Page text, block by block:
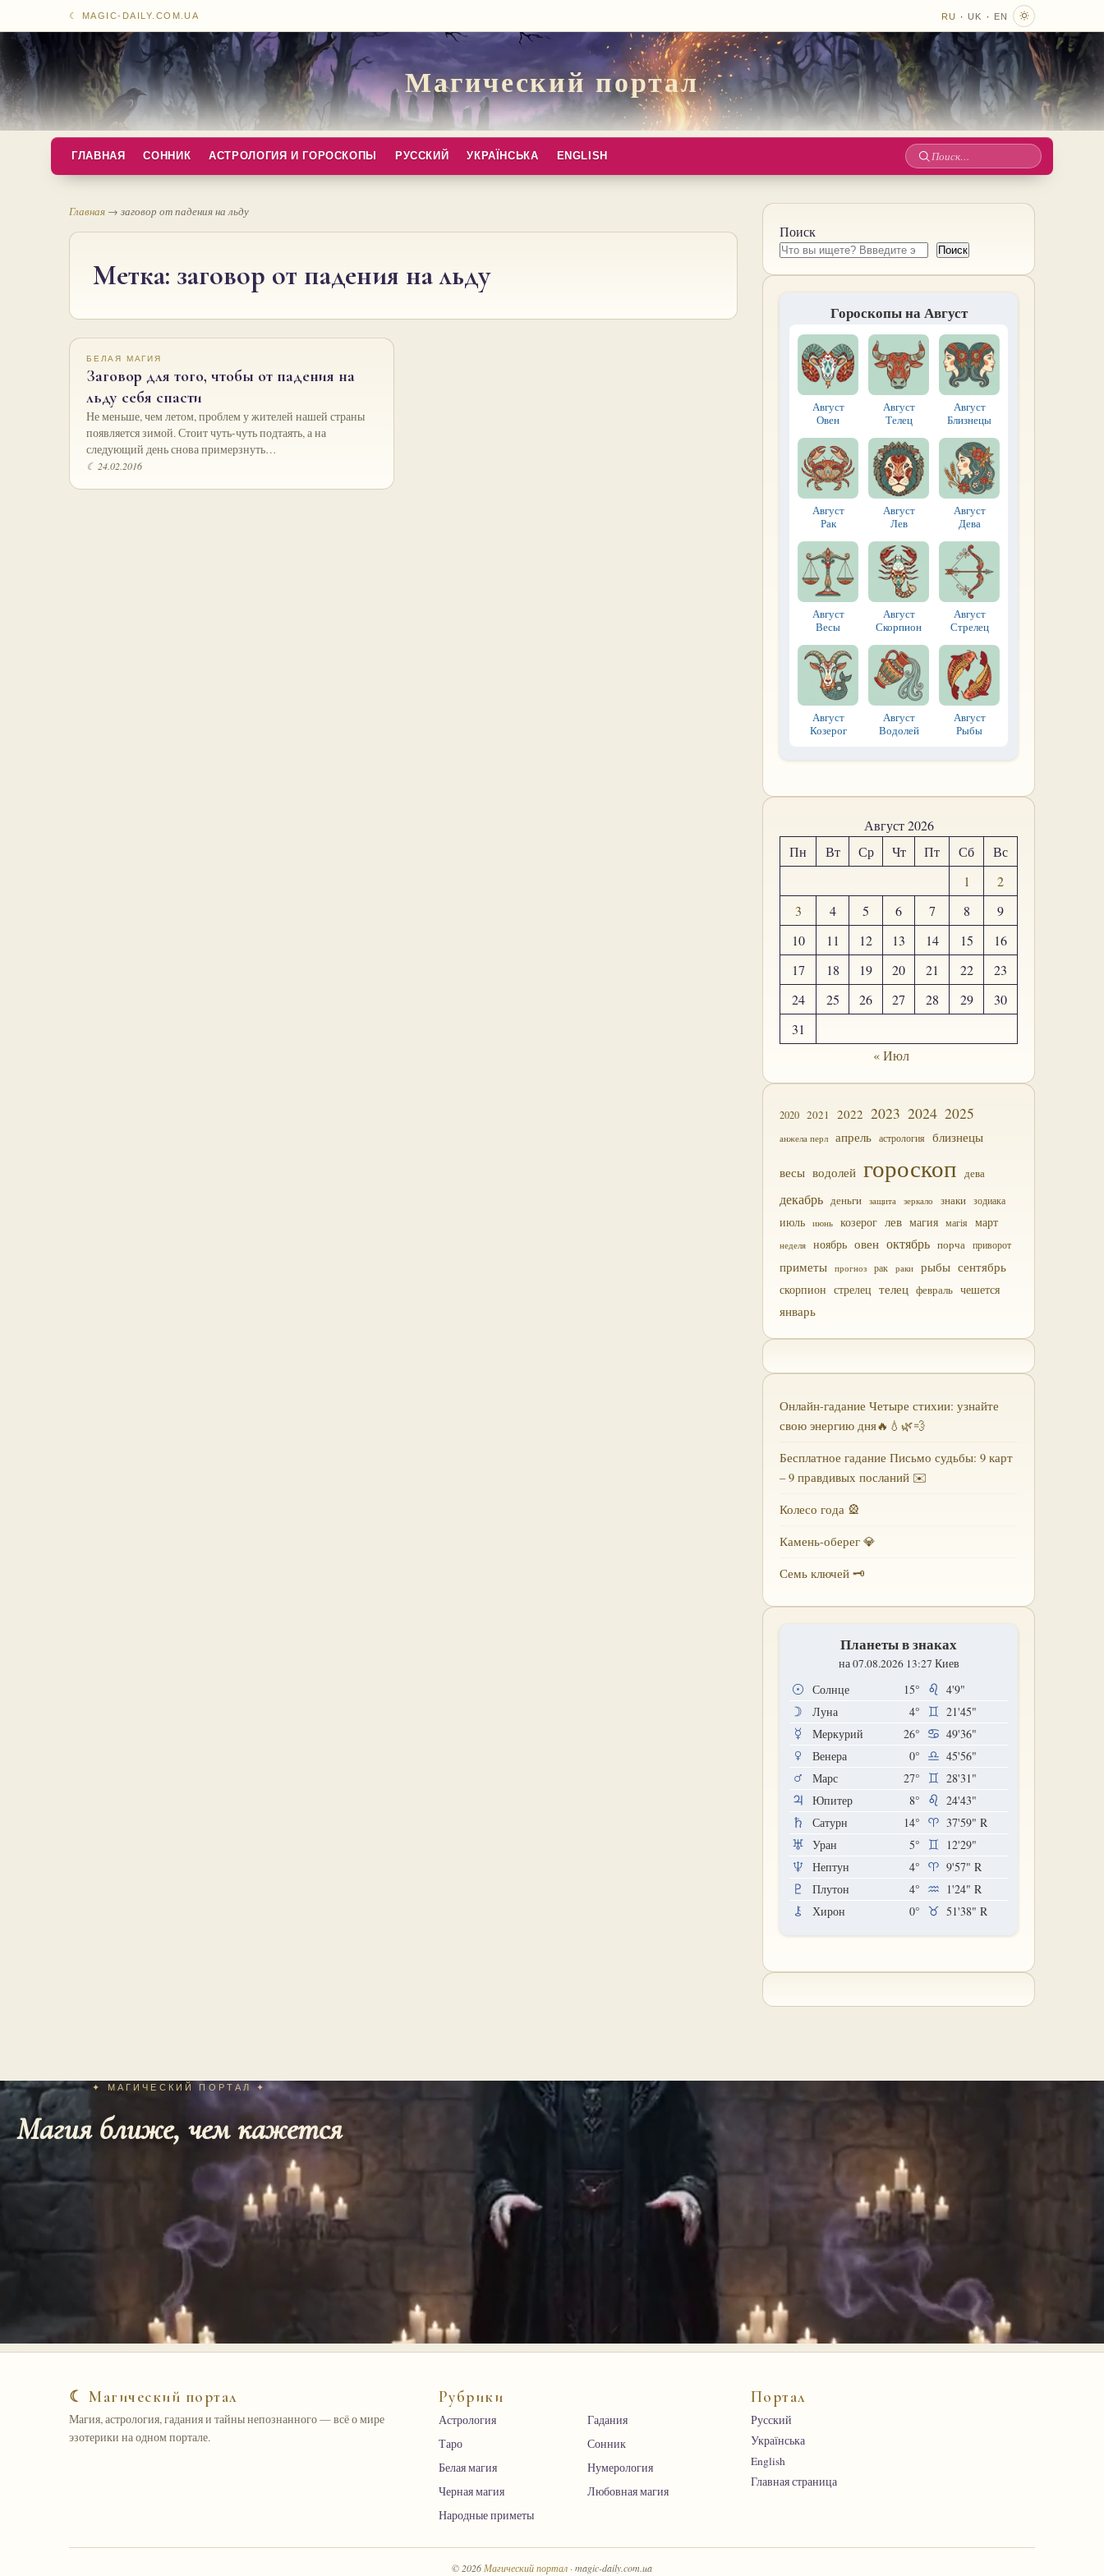
☾ MAGIC-DAILY.COM.UA RU · UK · EN
Магический портал
ГЛАВНАЯ СОННИК АСТРОЛОГИЯ И ГОРОСКОПЫ РУССКИЙ УКРАЇНСЬКА ENGLISH
Поиск
Главная → заговор от падения на льду
Метка: заговор от падения на льду
БЕЛАЯ МАГИЯ
Заговор для того, чтобы от падения на
льду себя спасти
Не меньше, чем летом, проблем у жителей нашей страны
появляется зимой. Стоит чуть-чуть подтаять, а на
следующий день снова примерзнуть…
☾ 24.02.2016
Поиск
Поиск
Гороскопы на Август
Август
Овен
Август
Телец
Август
Близнецы
Август
Рак
Август
Лев
Август
Дева
Август
Весы
Август
Скорпион
Август
Стрелец
Август
Козерог
Август
Водолей
Август
Рыбы
Август 2026
Пн
Вт Ср Чт Пт Сб
Вс
1
2
3
4 5 6 7 8
9
10
11 12 13 14 15
16
17
18 19 20 21 22
23
24
25 26 27 28 29
30
31
« Июл
2020 2021 2022 2023 2024 2025
анжела перл апрель астрология близнецы
весы водолей гороскоп дева
декабрь деньги защита зеркало знаки зодиака
июль июнь козерог лев магия магія март
неделя ноябрь овен октябрь порча приворот
приметы прогноз рак раки рыбы сентябрь
скорпион стрелец телец февраль чешется
январь
Онлайн-гадание Четыре стихии: узнайте
свою энергию дня🔥💧🌿💨
Бесплатное гадание Письмо судьбы: 9 карт
– 9 правдивых посланий ✉️
Колесо года 🎡
Камень-оберег 💎
Семь ключей 🗝
Планеты в знаках
на 07.08.2026 13:27 Киев
Солнце 15°
4'9"
Луна
4°
21'45"
Меркурий
26°
49'36"
Венера
0°
45'56"
Марс
27°
28'31"
Юпитер
8°
24'43"
Сатурн
14° 37'59" R
Уран
5°
12'29"
Нептун
4° 9'57" R
Плутон
4° 1'24" R
Хирон
0° 51'38" R
✦ МАГИЧЕСКИЙ ПОРТАЛ ✦
Магия ближе, чем кажется
☾ Магический портал
Магия, астрология, гадания и тайны непознанного — всё о мире
эзотерики на одном портале.
Рубрики
Астрология
Гадания
Таро
Сонник
Белая магия
Нумерология
Черная магия
Любовная магия
Народные приметы
Портал
Русский
Українська
English
Главная страница
© 2026 Магический портал · magic-daily.com.ua